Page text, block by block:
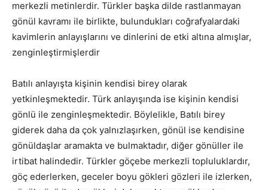
merkezli metinlerdir. Türkler başka dilde rastlanmayan
gönül kavramı ile birlikte, bulundukları coğrafyalardaki
kavimlerin anlayışlarını ve dinlerini de etki altına almışlar,
zenginleştirmişlerdir
Batılı anlayışta kişinin kendisi birey olarak
yetkinleşmektedir. Türk anlayışında ise kişinin kendisi
gönlü ile zenginleşmektedir. Böylelikle, Batılı birey
giderek daha da çok yalnızlaşırken, gönül ise kendisine
gönüldaşlar aramakta ve bulmaktadır, diğer gönüller ile
irtibat halindedir. Türkler göçebe merkezli topluluklardır,
göç ederlerken, geceler boyu gökleri gözleri ile izlerken,